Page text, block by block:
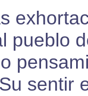
pueblo
sentir